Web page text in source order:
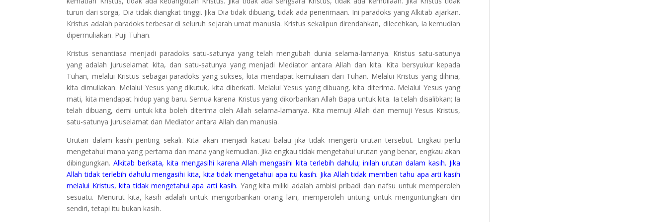
turun dari sorga, Dia tidak diangkat tinggi. Jika Dia tidak dibuang, tidak ada penerimaan. Ini paradoks yang Alkitab ajarkan.
Kristus adalah paradoks terbesar di seluruh sejarah umat manusia. Kristus sekalipun direndahkan, dilecehkan, Ia kemudian
dipermuliakan. Puji Tuhan.
Kristus senantiasa menjadi paradoks satu-satunya yang telah mengubah dunia selama-lamanya. Kristus satu-satunya
yang adalah Juruselamat kita, dan satu-satunya yang menjadi Mediator antara Allah dan kita. Kita bersyukur kepada
Tuhan, melalui Kristus sebagai paradoks yang sukses, kita mendapat kemuliaan dari Tuhan. Melalui Kristus yang dihina,
kita dimuliakan. Melalui Yesus yang dikutuk, kita diberkati. Melalui Yesus yang dibuang, kita diterima. Melalui Yesus yang
mati, kita mendapat hidup yang baru. Semua karena Kristus yang dikorbankan Allah Bapa untuk kita. Ia telah disalibkan; Ia
telah dibuang, demi untuk kita boleh diterima oleh Allah selama-lamanya. Kita memuji Allah dan memuji Yesus Kristus,
satu-satunya Juruselamat dan Mediator antara Allah dan manusia.
Urutan dalam kasih penting sekali. Kita akan menjadi kacau balau jika tidak mengerti urutan tersebut. Engkau perlu
mengetahui mana yang pertama dan mana yang kemudian. Jika engkau tidak mengetahui urutan yang benar, engkau akan
dibingungkan.Alkitab berkata, kita mengasihi karena Allah mengasihi kita terlebih dahulu; inilah urutan dalam kasih. Jika
Allah tidak terlebih dahulu mengasihi kita, kita tidak mengetahui apa itu kasih. Jika Allah tidak memberi tahu apa arti kasih
melalui Kristus, kita tidak mengetahui apa arti kasih. Yang kita miliki adalah ambisi pribadi dan nafsu untuk memperoleh
sesuatu. Menurut kita, kasih adalah untuk mengorbankan orang lain, memperoleh untung untuk menguntungkan diri
sendiri, tetapi itu bukan kasih.